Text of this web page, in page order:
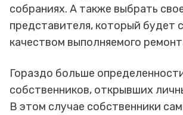
собраниях. А также выбрать
представителя, который будет
качеством выполняемого
Гораздо больше
собственников, открывших
В этом случае собственники